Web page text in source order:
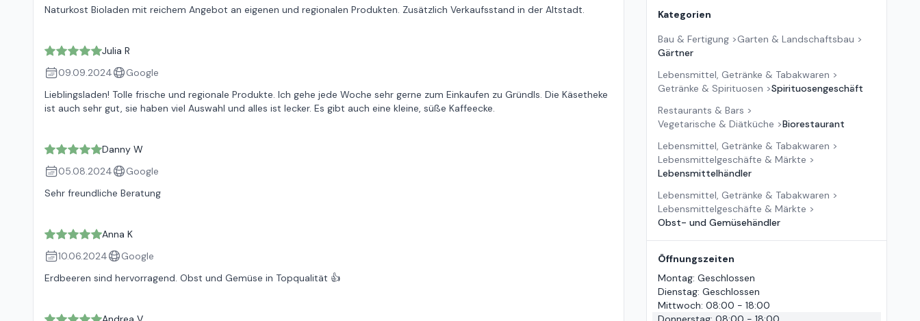
Naturkost Bioladen mit reichem Angebot an eigenen und regionalen Produkten. Zusätzlich Verkaufsstand in der Altstadt.
Julia R
09.09.2024
Google
Lieblingsladen! Tolle frische und regionale Produkte. Ich gehe jede Woche sehr gerne zum Einkaufen zu Gründls. Die Käsetheke
ist auch sehr gut, sie haben viel Auswahl und alles ist lecker. Es gibt auch eine kleine, süße Kaffeecke.
Danny W
05.08.2024
Google
Sehr freundliche Beratung
Anna K
10.06.2024
Google
Erdbeeren sind hervorragend. Obst und Gemüse in Topqualität 👍
Kategorien
Bau & Fertigung >Garten & Landschaftsbau >
Gärtner
Lebensmittel, Getränke & Tabakwaren >
Getränke & Spirituosen >Spirituosengeschäft
Restaurants & Bars >
Vegetarische & Diätküche >Biorestaurant
Lebensmittel, Getränke & Tabakwaren >
Lebensmittelgeschäfte & Märkte >
Lebensmittelhändler
Lebensmittel, Getränke & Tabakwaren >
Lebensmittelgeschäfte & Märkte >
Obst- und Gemüsehändler
Öffnungszeiten
Montag: Geschlossen
Dienstag: Geschlossen
Mittwoch: 08:00 - 18:00